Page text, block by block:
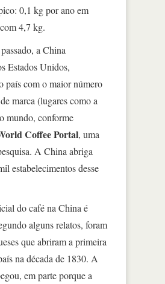
0,1 kg por ano em
4,7 kg.
a China
Estados Unidos,
país com o maior número
marca (lugares como a
mundo, conforme
Coffee Portal, uma
A China abriga
estabelecimentos desse
do café na China é
alguns relatos, foram
que abriram a primeira
na década de 1830. A
em parte porque a